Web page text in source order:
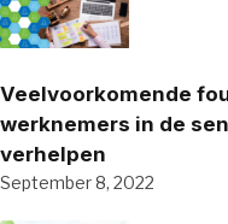
Veelvoorkomende
werknemers in de
verhelpen
September 8, 2022